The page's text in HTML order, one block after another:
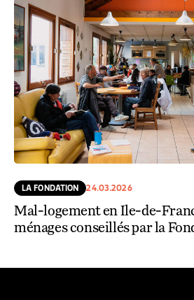
LA FONDATION 24.03.2026
Mal-logement en Ile-de-
ménages conseillés par la